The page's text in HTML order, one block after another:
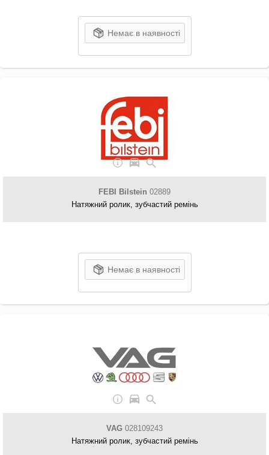
Немає в наявності
FEBI Bilstein 02889
Натяжний ролик, зубчастий ремінь
Немає в наявності
VAG 028109243
Натяжний ролик, зубчастий ремінь